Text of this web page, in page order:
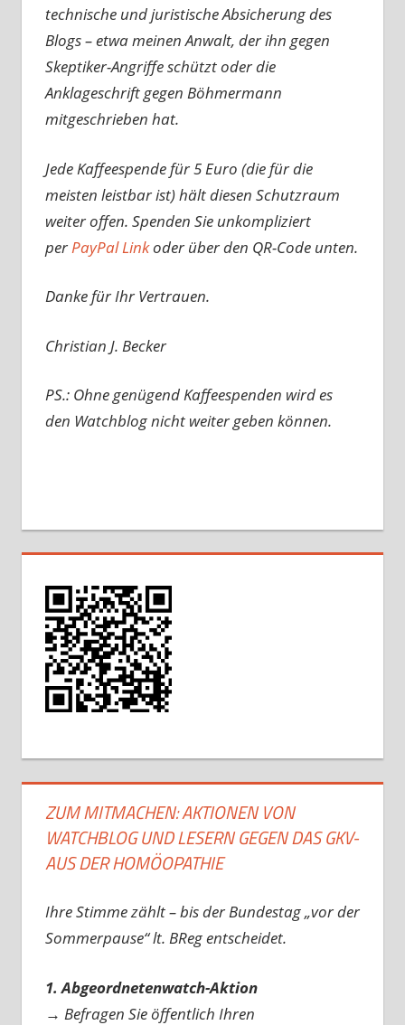
technische und juristische Absicherung des
Blogs – etwa meinen Anwalt, der ihn gegen
Skeptiker-Angriffe schützt oder die
Anklageschrift gegen Böhmermann
mitgeschrieben hat.
Jede Kaffeespende für 5 Euro (die für die
meisten leistbar ist) hält diesen Schutzraum
weiter offen. Spenden Sie unkompliziert
perPayPal Linkoder über den QR-Code unten.
Danke für Ihr Vertrauen.
Christian J. Becker
PS.: Ohne genügend Kaffeespenden wird es
den Watchblog nicht weiter geben können.
ZUM MITMACHEN: AKTIONEN VON
WATCHBLOG UND LESERN GEGEN DAS GKV-
AUS DER HOMÖOPATHIE
Ihre Stimme zählt – bis der Bundestag „vor der
Sommerpause“ lt. BReg entscheidet.
1. Abgeordnetenwatch-Aktion
→ Befragen Sie öffentlich Ihren